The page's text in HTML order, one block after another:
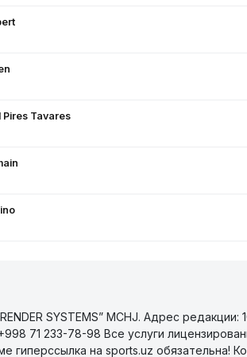
Pires Tavares
SYSTEMS” MCHJ. Адрес
71 233-78-98 Все услуги
гиперссылка на sports.uz обязательна!